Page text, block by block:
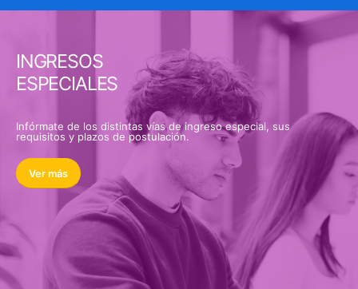
INGRESOS
ESPECIALES
Infórmate de los distintas vías de ingreso especial, sus
requisitos y plazos de postulación.
Ver más